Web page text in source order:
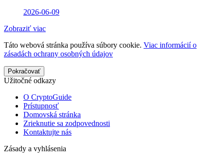
2026-06-09
Zobraziť viac
Táto webová stránka používa súbory cookie. Viac informácií o
zásadách ochrany osobných údajov
Pokračovať
Užitočné odkazy
O CryptoGuide
Prístupnosť
Domovská stránka
Zrieknutie sa zodpovednosti
Kontaktujte nás
Zásady a vyhlásenia